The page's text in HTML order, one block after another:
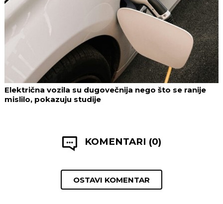
Električna vozila su dugovečnija nego što se ranije
mislilo, pokazuju studije
KOMENTARI (0)
OSTAVI KOMENTAR